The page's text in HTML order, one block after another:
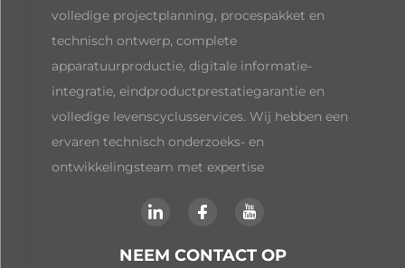
volledige projectplanning, procespakket en
technisch ontwerp, complete
apparatuurproductie, digitale informatie-
integratie, eindproductprestatiegarantie en
volledige levenscyclusservices. Wij hebben een
ervaren technisch onderzoeks- en
ontwikkelingsteam met expertise
NEEM CONTACT OP